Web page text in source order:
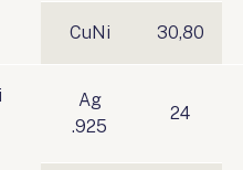
CuNi 30,80
Ag
.925
24